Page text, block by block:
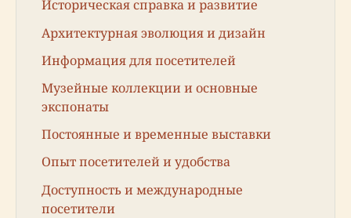
Историческая справка и развитие
Архитектурная эволюция и дизайн
Информация для посетителей
Музейные коллекции и основные
экспонаты
Постоянные и временные выставки
Опыт посетителей и удобства
Доступность и международные
посетители